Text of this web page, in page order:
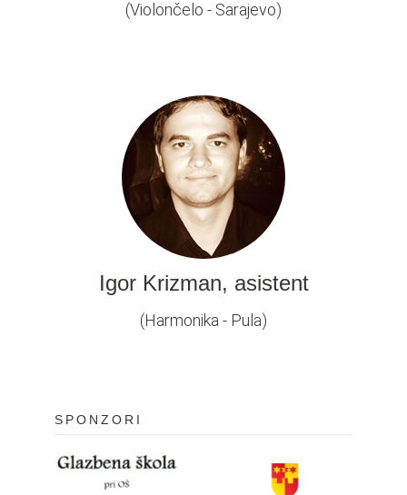
(Violončelo - Sarajevo)
Igor Krizman, asistent
(Harmonika - Pula)
SPONZORI